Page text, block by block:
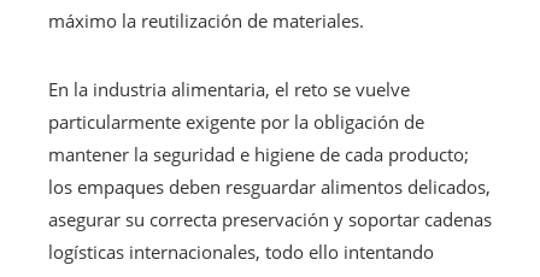
máximo la reutilización de materiales.
En la industria alimentaria, el reto se vuelve
particularmente exigente por la obligación de
mantener la seguridad e higiene de cada producto;
los empaques deben resguardar alimentos delicados,
asegurar su correcta preservación y soportar cadenas
logísticas internacionales, todo ello intentando